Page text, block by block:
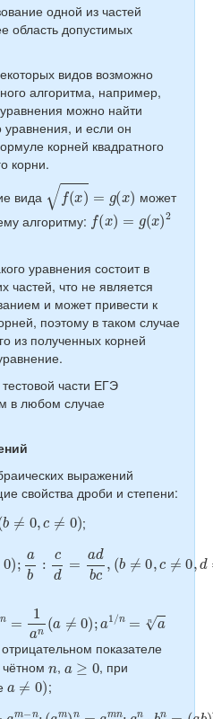
одной из частей
область допустимых
видов возможно
алгоритма, например,
можно найти
уравнения, и если он
корней квадратного
корни.
вида
x)=g(
может
алгоритму: (x )= ( 2
уравнения состоит в
частей, что не является
и может привести к
поэтому в таком случае
из полученных корней
части ЕГЭ
в любом случае
выражений
свойства дроби и степени:
b≠ 0, ;
+ cb
,
an ≠0 ; n =
показателе
n, a≥0
, при
a≠0) ;
−n